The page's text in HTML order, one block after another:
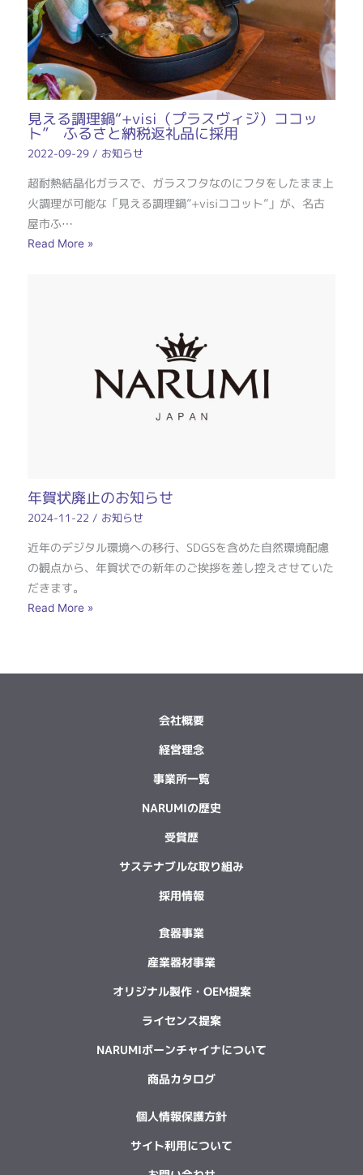
見える調理鍋“+visi（プラスヴィジ）ココッ
ト” ふるさと納税返礼品に採用
2022-09-29 / お知らせ
超耐熱結晶化ガラスで、ガラスフタなのにフタをしたまま上
火調理が可能な「見える調理鍋”+visiココット”」が、名古
屋市ふ…
Read More »
年賀状廃止のお知らせ
2024-11-22 / お知らせ
近年のデジタル環境への移行、SDGSを含めた自然環境配慮
の観点から、年賀状での新年のご挨拶を差し控えさせていた
だきます。
Read More »
会社概要
経営理念
事業所一覧
NARUMIの歴史
受賞歴
サステナブルな取り組み
採用情報
食器事業
産業器材事業
オリジナル製作・OEM提案
ライセンス提案
NARUMIボーンチャイナについて
商品カタログ
個人情報保護方針
サイト利用について